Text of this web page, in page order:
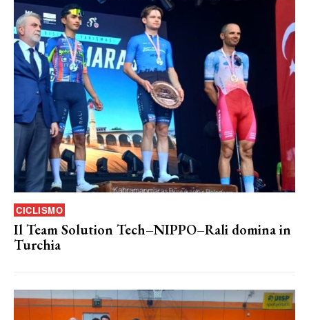
CICLISMO
Il Team Solution Tech–NIPPO–Rali domina in
Turchia